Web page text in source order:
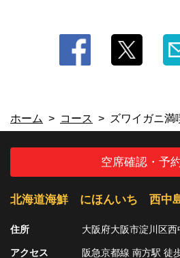
ホーム コース ズワイガニ
空席確認・予
北海道海鮮 にほんいち 西中
住所 大阪府大阪市淀川区西
アクセス 阪急京都線 南方駅 徒